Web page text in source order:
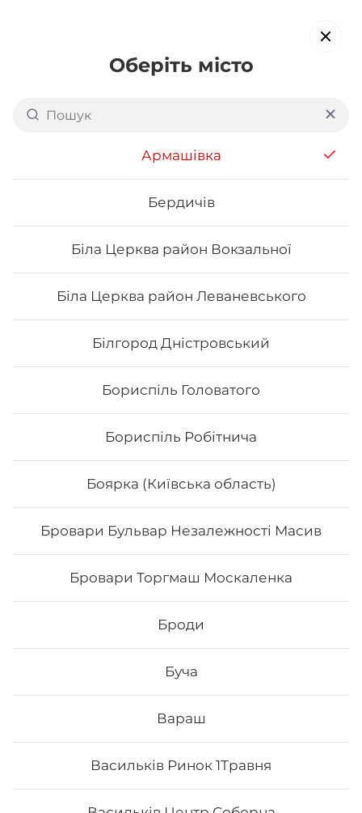
Оберіть місто
Армашівка
Бердичів
Біла Церква район Вокзальної
Біла Церква район Леваневського
Білгород Дністровський
Бориспіль Головатого
Бориспіль Робітнича
Боярка (Київська область)
Бровари Бульвар Незалежності Масив
Бровари Торгмаш Москаленка
Броди
Буча
Вараш
Васильків Ринок 1Травня
Доставка суші в
Чернівцях:
район Руської
Авторські роли
Голді гриль